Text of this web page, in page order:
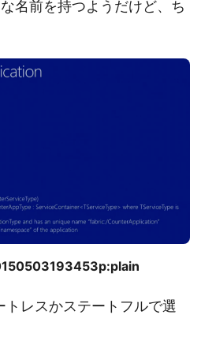
名前を持つようだけど、ち
レスかステートフルで選